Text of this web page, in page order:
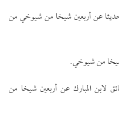
حديثا عن أربعين شيخا من شيوخي من
لابن المبارك عن أربعين شيخا من